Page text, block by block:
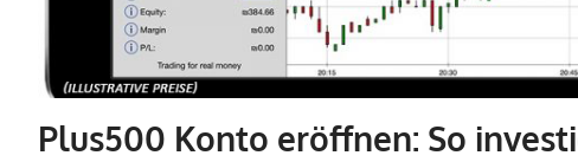
Plus500 Konto eröffnen: So